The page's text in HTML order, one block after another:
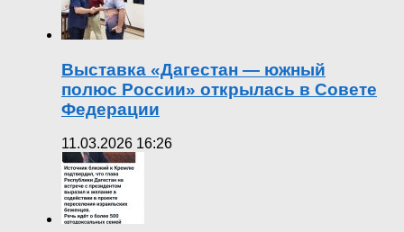
Выставка «Дагестан — южный
полюс России» открылась в Совете
Федерации
11.03.2026 16:26